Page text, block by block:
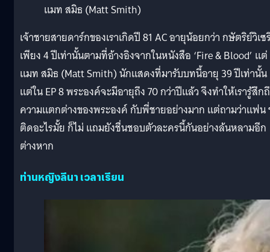
แมท สมิธ (Matt Smith)
เจ้าชายสายดาร์กของเราเกิดปี 81 AC อายุน้อยกว่า กษัตริย์วิเซ
เพียง 4 ปีเท่านั้นตามที่อ้างอิงจากในหนังสือ ‘Fire & Blood’ แต่
แมท สมิธ (Matt Smith) นักแสดงที่มารับบทนี้อายุ 39 ปีเท่านั้น
แต่ใน EP 8 พระองค์จะมีอายุถึง 70 กว่าปีแล้ว จึงทำให้เรารู้สึก
ความแตกต่างของพระองค์ กับพี่ชายอย่างมาก แต่ถามว่าแฟน
ติดอะไรมั้ย ก็ไม่ แถมยังชื่นชอบตัวละครนี้กันอย่างล้นหลามอีก
ต่างหาก
ท่านหญิงลีนา เวลาเรียน